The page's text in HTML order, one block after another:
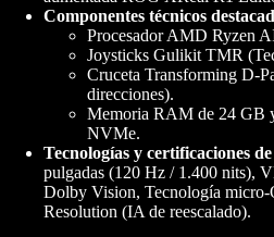
Componentes técnicos
Procesador AMD Ryzen
Joysticks Gulikit TMR
Cruceta Transforming D-
direcciones).
Memoria RAM de 24 GB
NVMe.
Tecnologías y certificaciones
pulgadas (120 Hz / 1.400 nits),
Dolby Vision, Tecnología
Resolution (IA de reescalado).